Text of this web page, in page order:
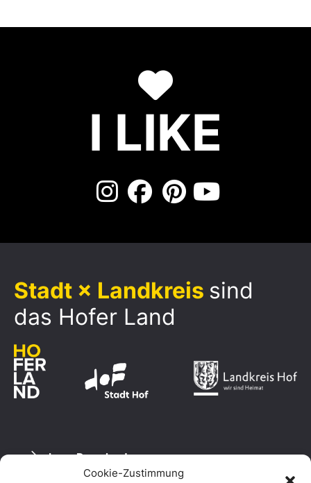
Cookie-Zustimmung
I LIKE
Stadt × Landkreis sind
das Hofer Land
Logo Download